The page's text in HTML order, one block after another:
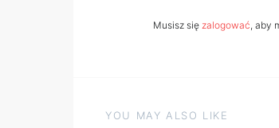
Musisz się zalogować, aby
YOU MAY ALSO LIKE